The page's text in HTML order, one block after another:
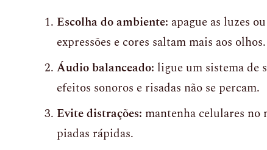
Escolha do ambiente: apague as luzes
expressões e cores saltam mais aos olhos.
Áudio balanceado: ligue um sistema de
efeitos sonoros e risadas não se percam.
Evite distrações: mantenha celulares no
piadas rápidas.